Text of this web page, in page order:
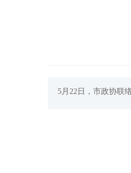
5月22日，市政协联